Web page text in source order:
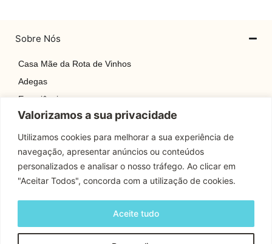
Valorizamos a sua privacidade
Utilizamos cookies para melhorar a sua experiência de
navegação, apresentar anúncios ou conteúdos
personalizados e analisar o nosso tráfego. Ao clicar em
"Aceitar Todos", concorda com a utilização de cookies.
Aceite tudo
Sobre Nós
Casa Mãe da Rota de Vinhos
Adegas
Experiências
Explore
Rotas
Contactos
Apoio Cliente